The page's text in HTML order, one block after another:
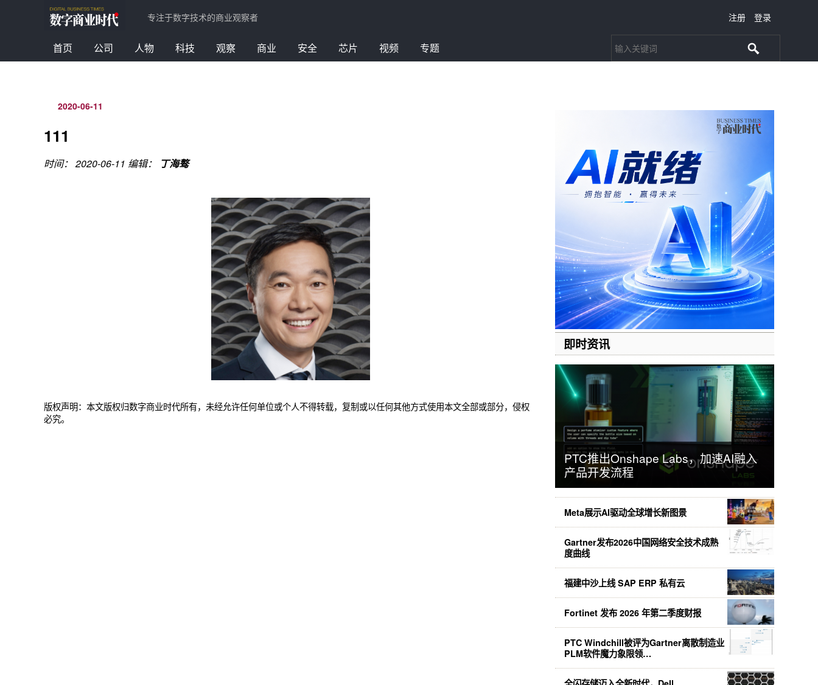
专注于数字技术的商业观察者 注册 登录
首页 公司 人物 科技 观察 商业 安全 芯片 视频 专题
2020-06-11
111
时间： 2020-06-11 编辑： 丁海骜
版权声明：本文版权归数字商业时代所有，未经允许任何单位或个人不得转载，复制或以任何其他方式使用本文全部或部分，侵权
必究。
即时资讯
PTC推出Onshape Labs，加速AI融入
产品开发流程
Meta展示AI驱动全球增长新图景
Gartner发布2026中国网络安全技术成熟
度曲线
福建中沙上线 SAP ERP 私有云
Fortinet 发布 2026 年第二季度财报
PTC Windchill被评为Gartner离散制造业
PLM软件魔力象限领…